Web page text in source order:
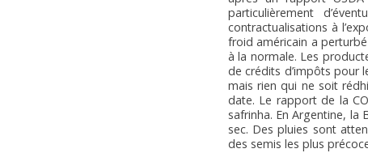
particulièrement
contractualisations à
froid américain a
à la normale. Les
de crédits d’impôts pour
mais rien qui ne soit
date. Le rapport de la
safrinha. En Argentine,
sec. Des pluies sont
des semis les plus